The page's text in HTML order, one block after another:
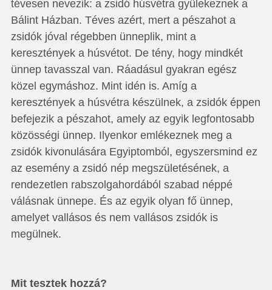
tévesen nevezik: a zsidó húsvétra gyülekeznek a
Bálint Házban. Téves azért, mert a pészahot a
zsidók jóval régebben ünneplik, mint a
keresztények a húsvétot. De tény, hogy mindkét
ünnep tavasszal van. Ráadásul gyakran egész
közel egymáshoz. Mint idén is. Amíg a
keresztények a húsvétra készülnek, a zsidók éppen
befejezik a pészahot, amely az egyik legfontosabb
közösségi ünnep. Ilyenkor emlékeznek meg a
zsidók kivonulására Egyiptomból, egyszersmind ez
az esemény a zsidó nép megszületésének, a
rendezetlen rabszolgahordából szabad néppé
válásnak ünnepe. És az egyik olyan fő ünnep,
amelyet vallásos és nem vallásos zsidók is
megülnek.
Mit tesztek hozzá?